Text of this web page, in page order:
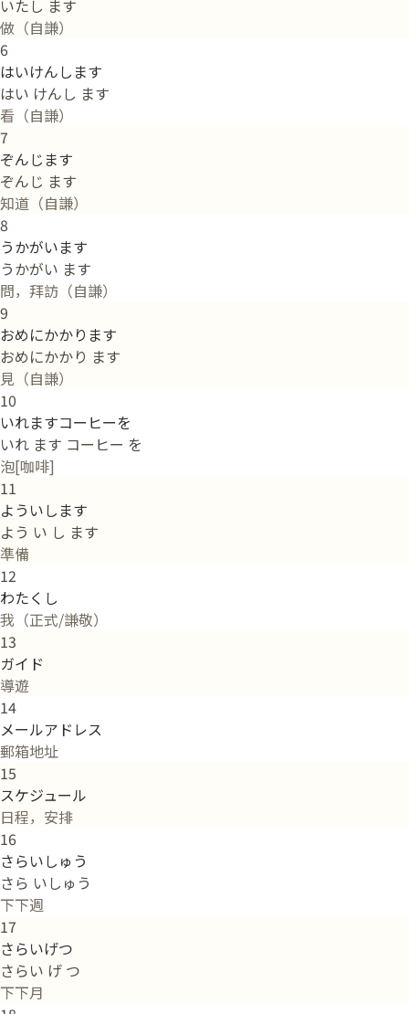
いたし ます
做（自謙）
6
はいけんします
はい けんし ます
看（自謙）
7
ぞんじます
ぞんじ ます
知道（自謙）
8
うかがいます
うかがい ます
問，拜訪（自謙）
9
おめにかかります
おめにかかり ます
見（自謙）
10
いれますコーヒーを
いれ ます コーヒー を
泡[咖啡]
11
よういします
よう い し ます
準備
12
わたくし
我（正式/謙敬）
13
ガイド
導遊
14
メールアドレス
郵箱地址
15
スケジュール
日程，安排
16
さらいしゅう
さら いしゅう
下下週
17
さらいげつ
さらい げ つ
下下月